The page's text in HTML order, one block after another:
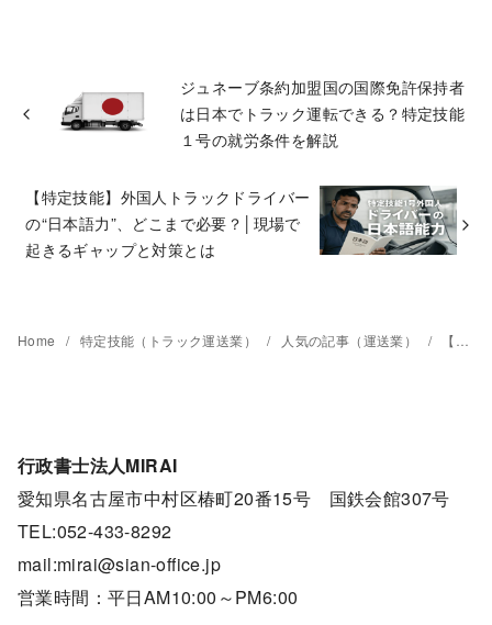
ジュネーブ条約加盟国の国際免許保持者
は日本でトラック運転できる？特定技能
１号の就労条件を解説
【特定技能】外国人トラックドライバー
の“日本語力”、どこまで必要？│現場で
起きるギャップと対策とは
Home 特定技能（トラック運送業） 人気の記事（運送業） 【密着レポート】スリランカ出身・ナミラさんの挑戦｜特定技能１号（自動車運送業）でトラックドライバーを目指す！
行政書士法人MIRAI
愛知県名古屋市中村区椿町20番15号 国鉄会館307号
TEL:052-433-8292
mail:mirai@sian-office.jp
営業時間：平日AM10:00～PM6:00